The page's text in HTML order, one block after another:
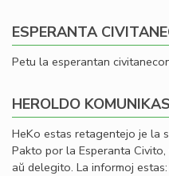
ESPERANTA
Petu la esperantan
HEROLDO
HeKo estas retagentejo je la
Pakto por la Esperanta
aŭ delegito. La informoj estas: